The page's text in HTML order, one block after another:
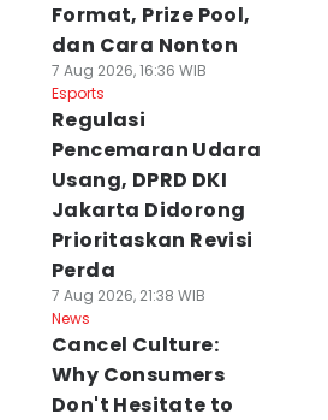
Format, Prize Pool,
dan Cara Nonton
7 Aug 2026, 16:36 WIB
Esports
Regulasi
Pencemaran Udara
Usang, DPRD DKI
Jakarta Didorong
Prioritaskan Revisi
Perda
7 Aug 2026, 21:38 WIB
News
Cancel Culture:
Why Consumers
Don't Hesitate to